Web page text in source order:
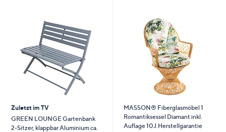
Zuletzt im TV
GREEN LOUNGE Gartenbank
2-Sitzer, klappbar Aluminium ca.
MASSON® Fiberglasmöbel 1
Romantiksessel Diamant inkl.
Auflage 10J.Herstellgarantie